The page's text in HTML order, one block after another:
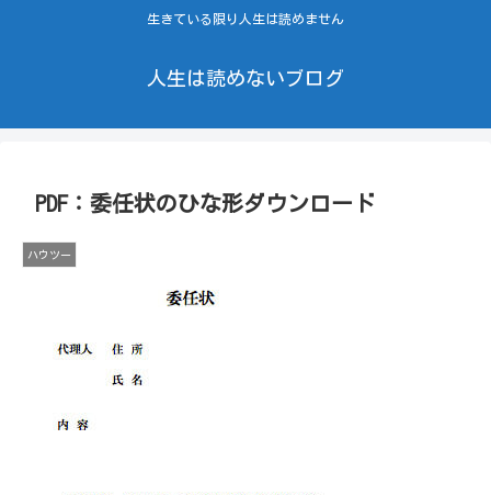
生きている限り人生は読めません
人生は読めないブログ
PDF：委任状のひな形ダウンロード
ハウツー